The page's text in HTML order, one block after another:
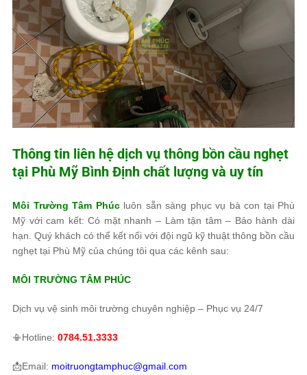
Thông tin liên hệ dịch vụ thông bồn cầu nghẹt
tại Phù Mỹ Bình Định chất lượng và uy tín
Môi Trường Tâm Phúcluôn sẵn sàng phục vụ bà con tại Phù
Mỹ với cam kết: Có mặt nhanh – Làm tận tâm – Bảo hành dài
hạn. Quý khách có thể kết nối với đội ngũ kỹ thuật thông bồn cầu
nghẹt tại Phù Mỹ của chúng tôi qua các kênh sau:
MÔI TRƯỜNG TÂM PHÚC
Dịch vụ vệ sinh môi trường chuyên nghiệp – Phục vụ 24/7
📳Hotline: 0784.51.3333
📩Email: moitruongtamphuc@gmail.com